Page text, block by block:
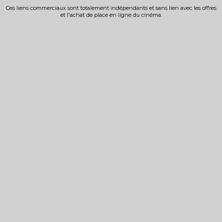
Ces liens commerciaux sont totalement indépendants et sans lien avec les offres
et l'achat de place en ligne du cinéma.